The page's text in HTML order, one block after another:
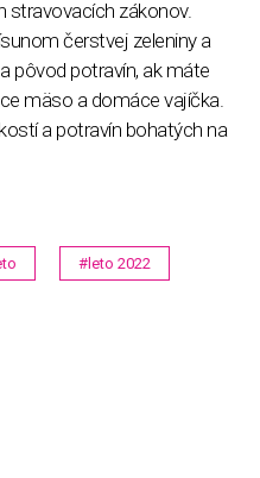
stravovacích zákonov.
čerstvej zeleniny a
pôvod potravín, ak máte
mäso a domáce vajíčka.
a potravín bohatých na
#leto 2022